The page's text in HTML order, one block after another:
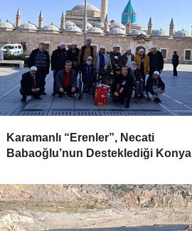
Karamanlı “Erenler”, Necati
Babaoğlu’nun Desteklediği Konya